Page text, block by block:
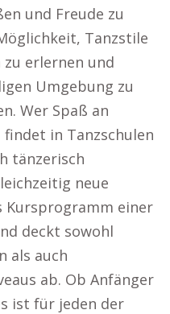
und Freude zu
Tanzstile
erlernen und
Umgebung zu
Wer Spaß an
in Tanzschulen
tänzerisch
neue
Kursprogramm einer
deckt sowohl
als auch
ab. Ob Anfänger
ist für jeden der